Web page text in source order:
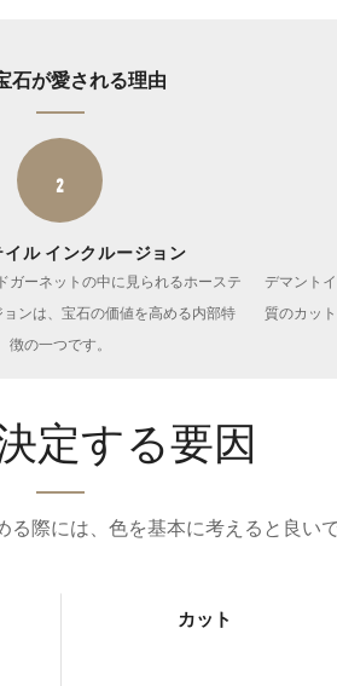
石が愛される理由
2
ル インクルージョン
ガーネットの中に見られるホーステ
ンは、宝石の価値を高める内部特
徴の一つです。
デマント
質のカッ
定する要因
際には、色を基本に考えると良いで
カット